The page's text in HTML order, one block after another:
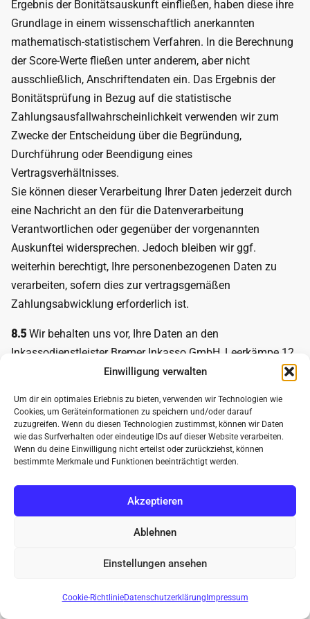
Einwilligung verwalten
Um dir ein optimales Erlebnis zu bieten, verwenden wir Technologien wie
Cookies, um Geräteinformationen zu speichern und/oder darauf
zuzugreifen. Wenn du diesen Technologien zustimmst, können wir Daten
wie das Surfverhalten oder eindeutige IDs auf dieser Website verarbeiten.
Wenn du deine Einwilligung nicht erteilst oder zurückziehst, können
bestimmte Merkmale und Funktionen beeinträchtigt werden.
Akzeptieren
Ablehnen
Einstellungen ansehen
Cookie-RichtlinieDatenschutzerklärung Impressum
TAGARNO T50Digitalmikroskop!
Ergebnis der Bonitätsauskunft einfließen, haben diese ihre
Grundlage in einem wissenschaftlich anerkannten
mathematisch-statistischem Verfahren. In die Berechnung
der Score-Werte fließen unter anderem, aber nicht
ausschließlich, Anschriftendaten ein. Das Ergebnis der
Bonitätsprüfung in Bezug auf die statistische
Zahlungsausfallwahrscheinlichkeit verwenden wir zum
Zwecke der Entscheidung über die Begründung,
Durchführung oder Beendigung eines
Vertragsverhältnisses.
Sie können dieser Verarbeitung Ihrer Daten jederzeit durch
eine Nachricht an den für die Datenverarbeitung
Verantwortlichen oder gegenüber der vorgenannten
Auskunftei widersprechen. Jedoch bleiben wir ggf.
weiterhin berechtigt, Ihre personenbezogenen Daten zu
verarbeiten, sofern dies zur vertragsgemäßen
Zahlungsabwicklung erforderlich ist.
8.5 Wir behalten uns vor, Ihre Daten an den
Inkassodienstleister Bremer Inkasso GmbH, Leerkämpe 12,
28259 Bremen, Deutschland weiterzugeben, soweit unsere
nicht beglichen wurde. Für diesen Fall wird die Forderung
unmittelbar vom Inkassodienstleister eingetrieben werden.
Die Weitergabe Ihrer Daten dient der Vertragserfüllung
unserer im Rahmen einer Interessenabwägung
überwiegenden berechtigten Interessen an einer effektiven
Geltendmachung bzw. Durchsetzung unserer